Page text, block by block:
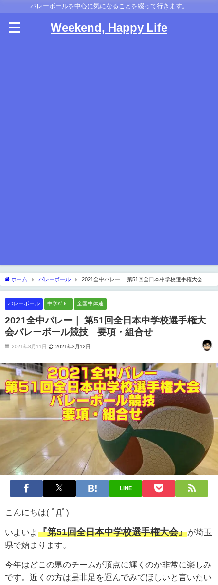
バレーボールを中心に気になることを綴って行きます。
Weekend, Happy Life
ホーム バレーボール
2021全中バレー｜ 第51回全日本中学校選手権大会バ
レーボール競技 要項・組合せ
バレーボール 中学ﾊﾞﾚｰ 全国中体連
2021全中バレー｜ 第51回全日本中学校選手権大
会バレーボール競技 要項・組合せ
2021年8月11日 2021年8月12日
LINE
こんにちは( ﾟДﾟ)
いよいよ 『第51回全日本中学校選手権大会』が埼玉
県で始まります。
今年はどこの県のチームが頂点に輝くのか非常に楽しみ
です。近くの方は是非足を運んでみてほしいと言いたい